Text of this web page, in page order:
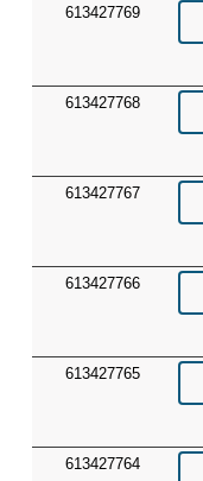
613427769
613427768
613427767
613427766
613427765
613427764